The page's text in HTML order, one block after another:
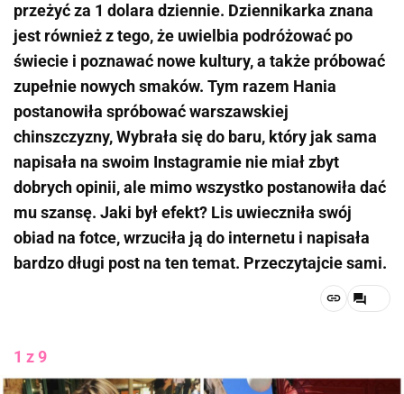
przeżyć za 1 dolara dziennie. Dziennikarka znana
jest również z tego, że uwielbia podróżować po
świecie i poznawać nowe kultury, a także próbować
zupełnie nowych smaków. Tym razem Hania
postanowiła spróbować warszawskiej
chinszczyzny, Wybrała się do baru, który jak sama
napisała na swoim Instagramie nie miał zbyt
dobrych opinii, ale mimo wszystko postanowiła dać
mu szansę. Jaki był efekt? Lis uwieczniła swój
obiad na fotce, wrzuciła ją do internetu i napisała
bardzo długi post na ten temat. Przeczytajcie sami.
1 z 9